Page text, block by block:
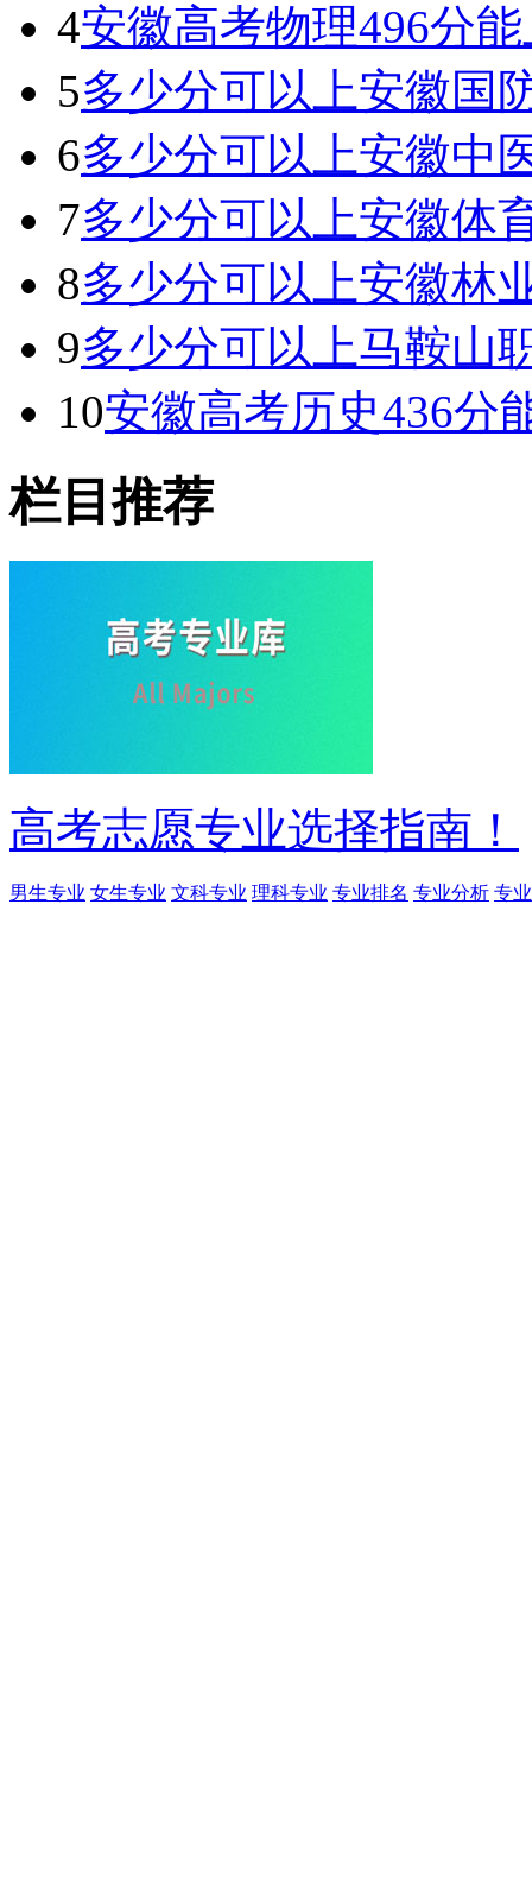
4安徽高考物理496分
5多少分可以上安徽国
6多少分可以上安徽中
7多少分可以上安徽体
8多少分可以上安徽林
9多少分可以上马鞍山
10安徽高考历史436分
栏目推荐
高考志愿专业选择指南！
男生专业 女生专业 文科专业 理科专业 专业排名 专业分析 专